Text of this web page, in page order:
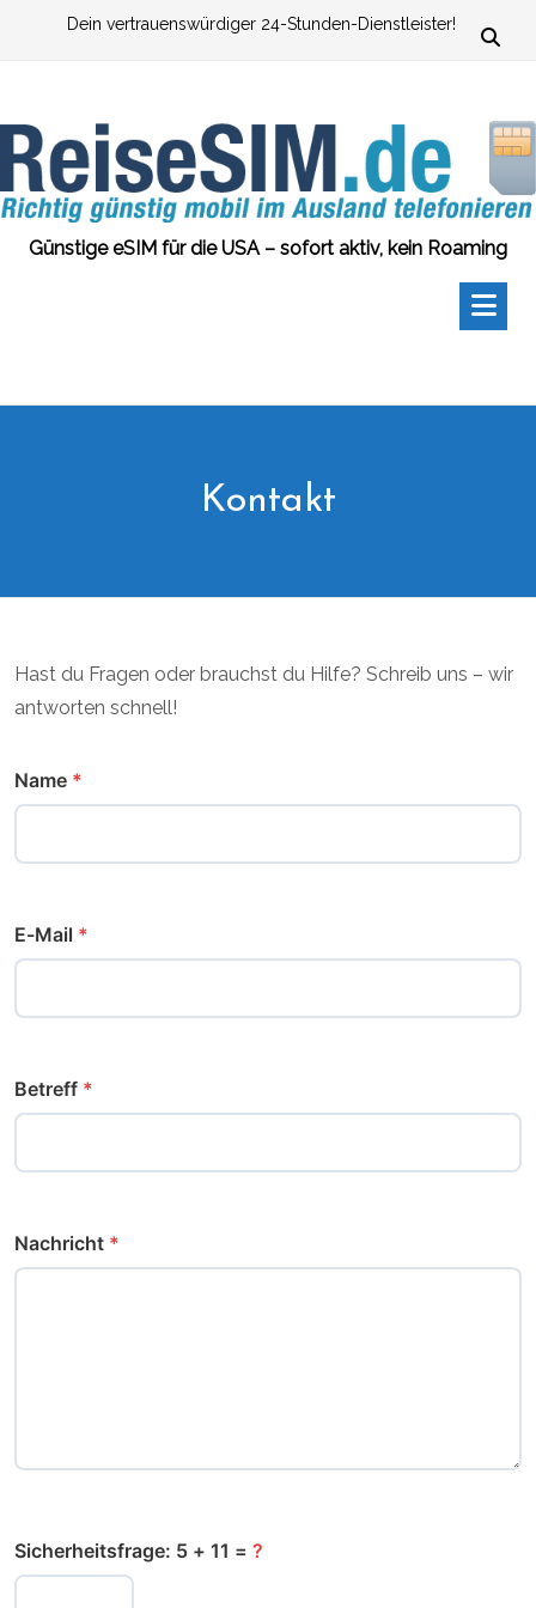
Dein vertrauenswürdiger 24-Stunden-Dienstleister!
Günstige eSIM für die USA – sofort aktiv, kein Roaming
Kontakt
Hast du Fragen oder brauchst du Hilfe? Schreib uns – wir
antworten schnell!
Name *
E-Mail *
Betreff *
Nachricht *
Sicherheitsfrage: 5 + 11 = ?